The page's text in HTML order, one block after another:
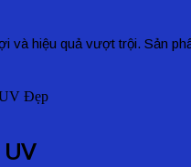
và hiệu quả vượt trội. Sản